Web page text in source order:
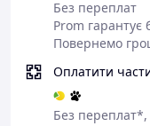
Без переплат
Prom гарантує
Повернемо
Оплатити
Без переплат*,